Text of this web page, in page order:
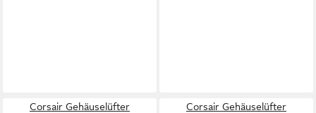
Corsair Gehäuselüfter Corsair Gehäuselüfter